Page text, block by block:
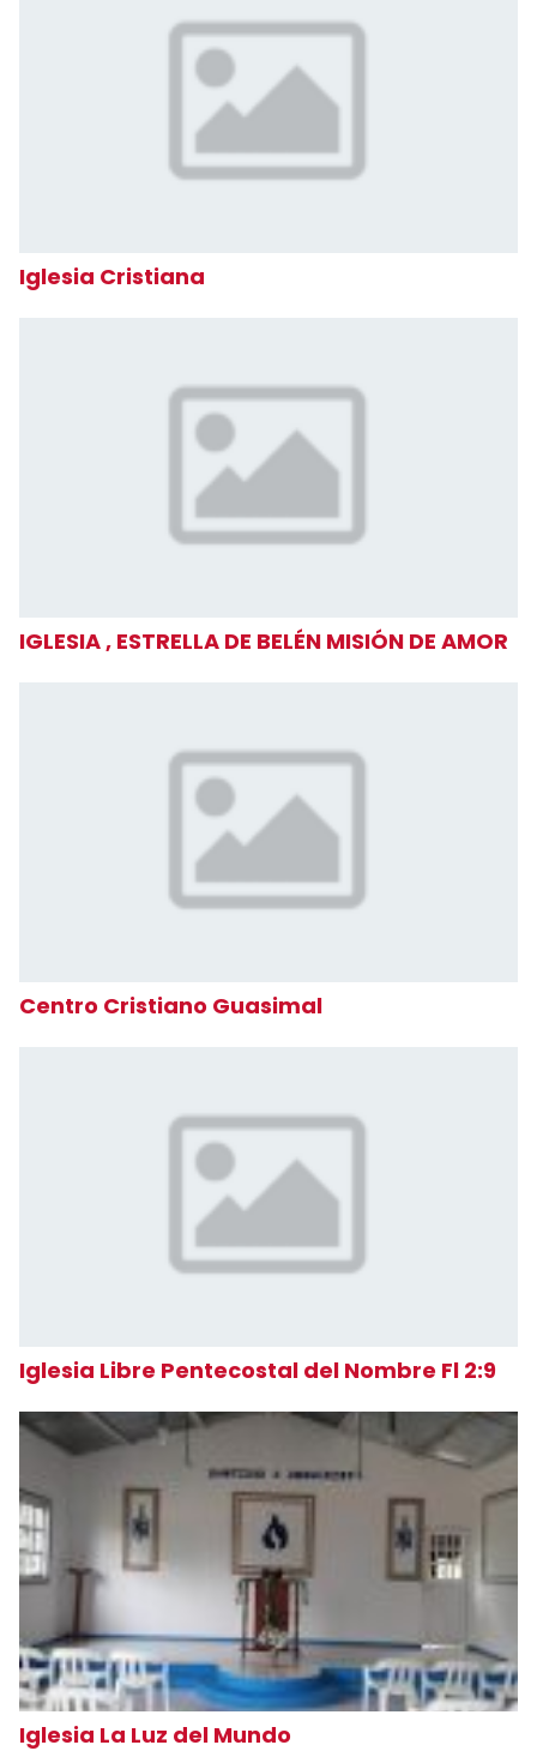
Iglesia Cristiana
IGLESIA , ESTRELLA DE BELÉN MISIÓN DE AMOR
Centro Cristiano Guasimal
Iglesia Libre Pentecostal del Nombre Fl 2:9
Iglesia La Luz del Mundo